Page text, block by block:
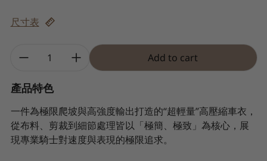
尺寸表
Quantity: Add to cart
產品特色
一件為極限爬坡與高強度輸出打造的“超輕量”高壓縮車衣，
從布料、剪裁到細節處理皆以「極簡、極致」為核心，展
現專業騎士對速度與表現的極限追求。